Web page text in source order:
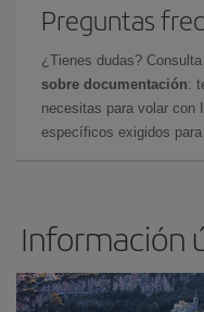
Preguntas
¿Tienes dudas?
sobre documentación:
necesitas para volar con
específicos exigidos
Información